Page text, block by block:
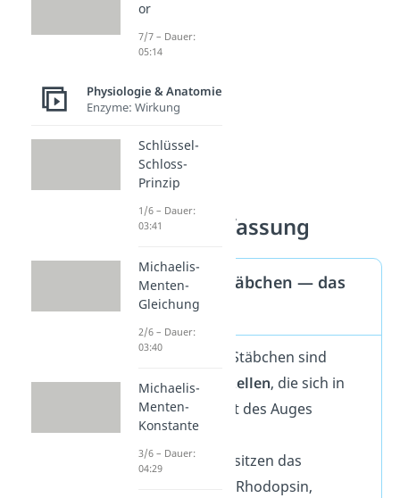
Zusammenfassung
Zapfen und Stäbchen — das
Wichtigste
Zapfen und Stäbchen sind
Lichtsinneszellen, die sich in
der Netzhaut des Auges
befinden.
Stäbchen besitzen das
Sehpigment Rhodopsin,
or
7/7 – Dauer:
05:14
Physiologie & Anatomie
Enzyme: Wirkung
Schlüssel-
Schloss-
Prinzip
1/6 – Dauer:
03:41
Michaelis-
Menten-
Gleichung
2/6 – Dauer:
03:40
Michaelis-
Menten-
Konstante
3/6 – Dauer:
04:29